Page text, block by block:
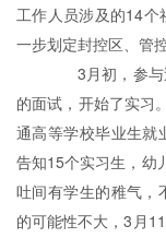
工作人员涉及的14
一步划定封控区、管
3月初，参与过
的面试，开始了实习
通高等学校毕业生就
告知15个实习生，幼
吐间有学生的稚气，
的可能性不大，3月